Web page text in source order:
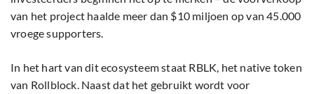
van het project haalde meer dan $10 miljoen op van 45.000
vroege supporters.
In het hart van dit ecosysteem staat RBLK, het native token
van Rollblock. Naast dat het gebruikt wordt voor